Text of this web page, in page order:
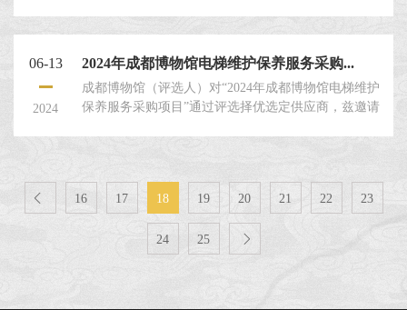
目情况：具体内容见本评选文件第四章：“项目概况及
要求”。评选申请人须对本项目的内容应作出实质性响
应并对评选文件要求的全部内容进行报价。四、评选
06-13
2024
2024年成都博物馆电梯维护保养服务采购...
成都博物馆（评选人）对“2024年成都博物馆电梯维护
保养服务采购项目”通过评选择优选定供应商，兹邀请
三、项目情况：具体内容见本评选文件第四章：“项目
概况及要求”。评选申请人须对本项目的内容应作出实
质性响应并对评选文件要求的全部内容进行报价。
四、评选申请人资格条...
 16 17 18 19 20 21 22 23
24 25 